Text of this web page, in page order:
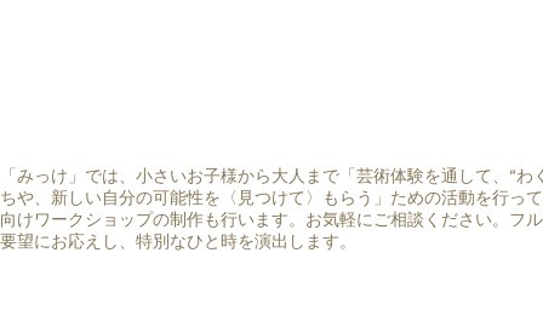
「みっけ」では、小さいお子様から大人まで「芸術体験を通して、“
ちや、新しい自分の可能性を〈見つけて〉もらう」ための活動を行っ
向けワークショップの制作も行います。お気軽にご相談ください。フ
要望にお応えし、特別なひと時を演出します。